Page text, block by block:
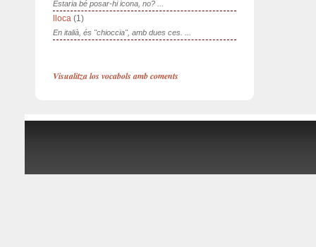
Estaria bé posar-hi icona, no? ...
lloca (1)
En italià, és "chioccia", amb dues ces. ...
Visualitza los vocabols amb coments